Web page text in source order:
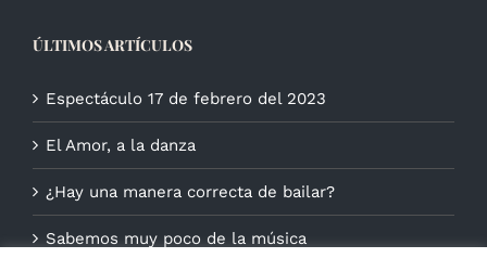
ÚLTIMOS ARTÍCULOS
Espectáculo 17 de febrero del 2023
El Amor, a la danza
¿Hay una manera correcta de bailar?
Sabemos muy poco de la música